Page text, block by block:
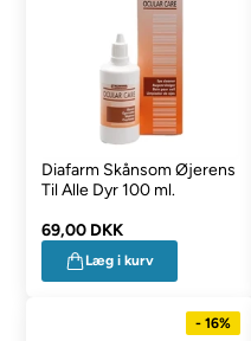
Diafarm Skånsom Øjerens
Til Alle Dyr 100 ml.
69,00 DKK
Læg i kurv
- 16%